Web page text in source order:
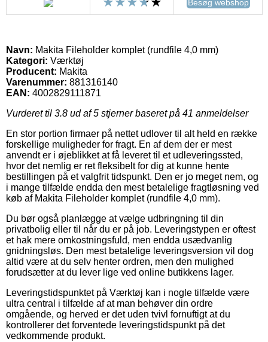
Besøg webshop
Navn: Makita Fileholder komplet (rundfile 4,0 mm)
Kategori: Værktøj
Producent: Makita
Varenummer: 881316140
EAN: 4002829111871
Vurderet til 3.8 ud af 5 stjerner baseret på 41 anmeldelser
En stor portion firmaer på nettet udlover til alt held en række
forskellige muligheder for fragt. En af dem der er mest
anvendt er i øjeblikket at få leveret til et udleveringssted,
hvor det nemlig er ret fleksibelt for dig at kunne hente
bestillingen på et valgfrit tidspunkt. Den er jo meget nem, og
i mange tilfælde endda den mest betalelige fragtløsning ved
køb af Makita Fileholder komplet (rundfile 4,0 mm).
Du bør også planlægge at vælge udbringning til din
privatbolig eller til når du er på job. Leveringstypen er oftest
et hak mere omkostningsfuld, men endda usædvanlig
gnidningsløs. Den mest betalelige leveringsversion vil dog
altid være at du selv henter ordren, men den mulighed
forudsætter at du lever lige ved online butikkens lager.
Leveringstidspunktet på Værktøj kan i nogle tilfælde være
ultra central i tilfælde af at man behøver din ordre
omgående, og herved er det uden tvivl fornuftigt at du
kontrollerer det forventede leveringstidspunkt på det
vedkommende produkt.